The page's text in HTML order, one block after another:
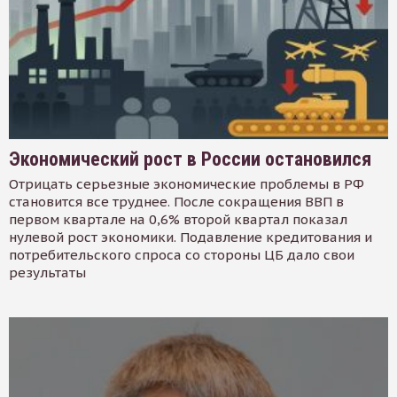
Экономический рост в России остановился
Отрицать серьезные экономические проблемы в РФ
становится все труднее. После сокращения ВВП в
первом квартале на 0,6% второй квартал показал
нулевой рост экономики. Подавление кредитования и
потребительского спроса со стороны ЦБ дало свои
результаты